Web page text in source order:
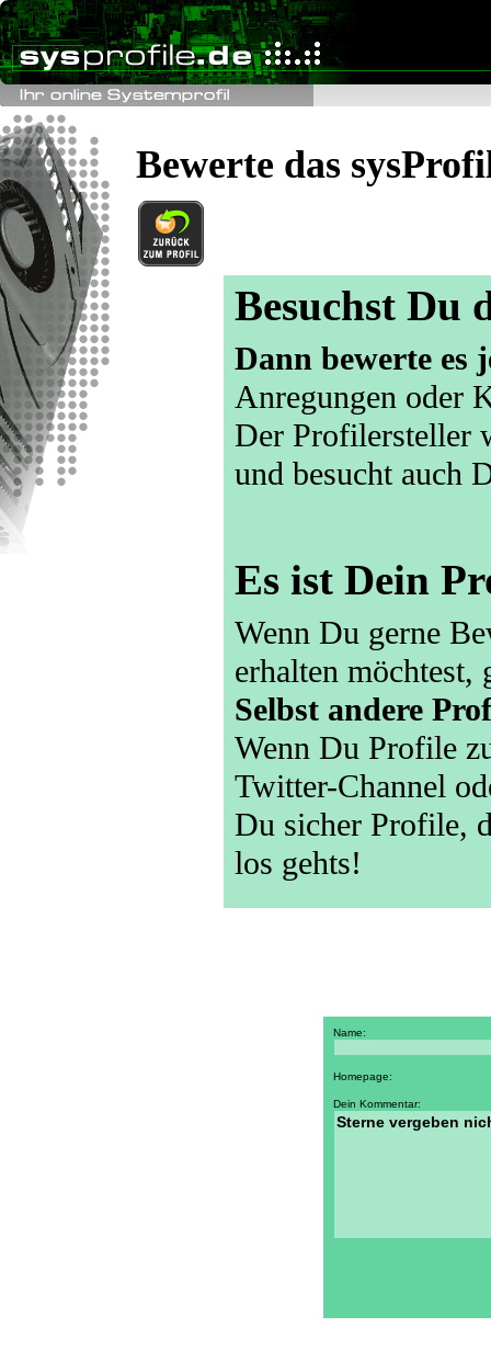
Bewerte das
Besuchst Du
Dann bewerte es
Anregungen oder
Der Profilersteller
und besucht auch
Es ist Dein
Wenn Du gerne
erhalten
Selbst andere
Wenn Du Profile
Twitter-Channel
Du sicher Profile,
los gehts!
Name:
Homepage:
Dein Kommentar: